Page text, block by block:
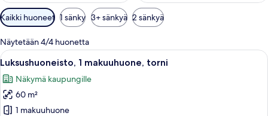
Huoneille
saatavilla
olevia
suodattimia
Kaikki huoneet 1 sänky 3+ sänkyä 2 sänkyä
Näytetään 4/4 huonetta
Avaa
kaikki
huonetyypin
Luksushuoneisto,
Luksushuoneisto, 1 makuuhuone,
16
Luksushuoneisto, 1 makuuhuone, torni
Näkymä kaupungille
60 m²
1 makuuhuone